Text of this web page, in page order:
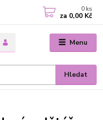
Menu
Hledat
0 ks
za 0,00 Kč